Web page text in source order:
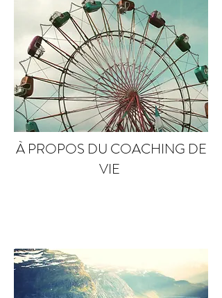
À PROPOS DU COACHING DE
VIE